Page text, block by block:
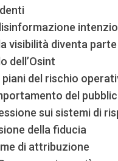
visibilità diventa
dell’Osint
del rischio
del
sui sistemi di
della fiducia
di attribuzione